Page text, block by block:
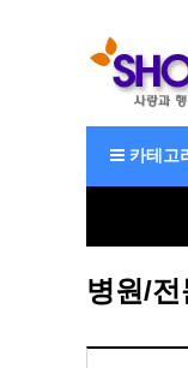
카테고
병원/